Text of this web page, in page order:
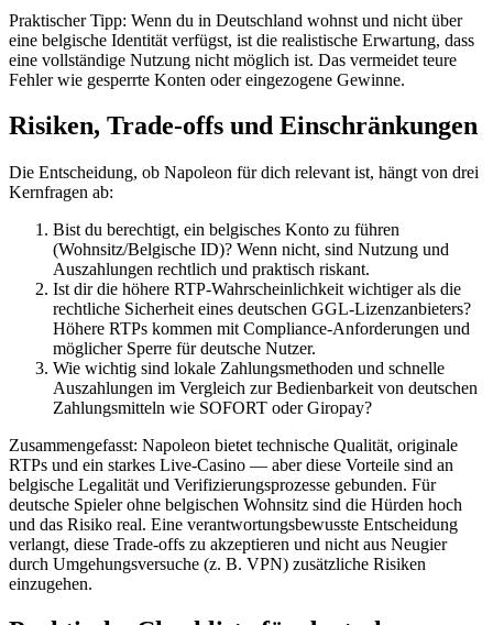
Praktischer Tipp: Wenn du in Deutschland wohnst und nicht über
eine belgische Identität verfügst, ist die realistische Erwartung, dass
eine vollständige Nutzung nicht möglich ist. Das vermeidet teure
Fehler wie gesperrte Konten oder eingezogene Gewinne.
Risiken, Trade-offs und Einschränkungen
Die Entscheidung, ob Napoleon für dich relevant ist, hängt von drei
Kernfragen ab:
Bist du berechtigt, ein belgisches Konto zu führen
(Wohnsitz/Belgische ID)? Wenn nicht, sind Nutzung und
Auszahlungen rechtlich und praktisch riskant.
Ist dir die höhere RTP-Wahrscheinlichkeit wichtiger als die
rechtliche Sicherheit eines deutschen GGL-Lizenzanbieters?
Höhere RTPs kommen mit Compliance-Anforderungen und
möglicher Sperre für deutsche Nutzer.
Wie wichtig sind lokale Zahlungsmethoden und schnelle
Auszahlungen im Vergleich zur Bedienbarkeit von deutschen
Zahlungsmitteln wie SOFORT oder Giropay?
Zusammengefasst: Napoleon bietet technische Qualität, originale
RTPs und ein starkes Live-Casino — aber diese Vorteile sind an
belgische Legalität und Verifizierungsprozesse gebunden. Für
deutsche Spieler ohne belgischen Wohnsitz sind die Hürden hoch
und das Risiko real. Eine verantwortungsbewusste Entscheidung
verlangt, diese Trade-offs zu akzeptieren und nicht aus Neugier
durch Umgehungsversuche (z. B. VPN) zusätzliche Risiken
einzugehen.